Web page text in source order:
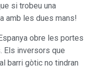
si trobeu una
amb les dues mans!
obre les portes
Els inversors que
barri gòtic no tindran